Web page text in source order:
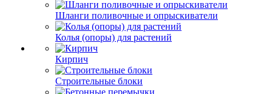
Шланги поливочные и опрыскиватели
Колья (опоры) для растений
Кирпич
Строительные блоки